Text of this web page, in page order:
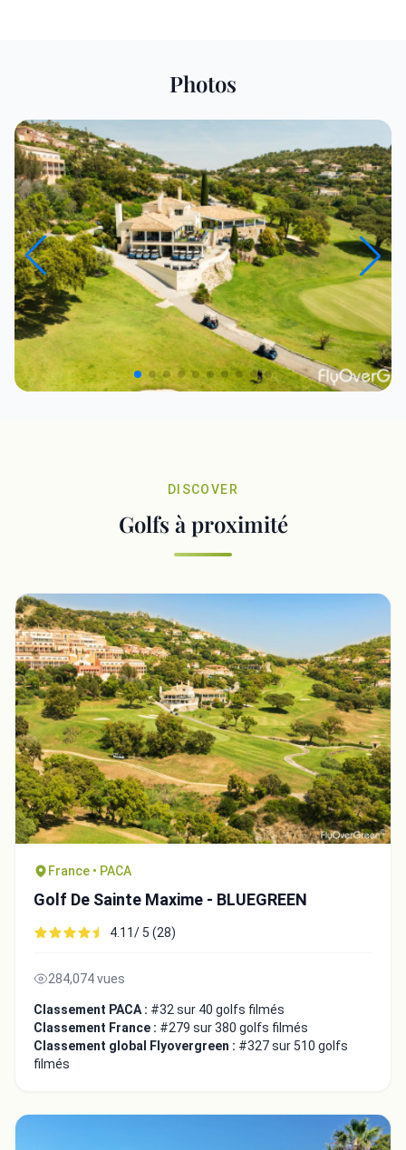
Photos
DISCOVER
Golfs à proximité
France • PACA
Golf De Sainte Maxime - BLUEGREEN
4.11/ 5 (28)
284,074 vues
Classement PACA : #32 sur 40 golfs filmés
Classement France : #279 sur 380 golfs filmés
Classement global Flyovergreen : #327 sur 510 golfs
filmés